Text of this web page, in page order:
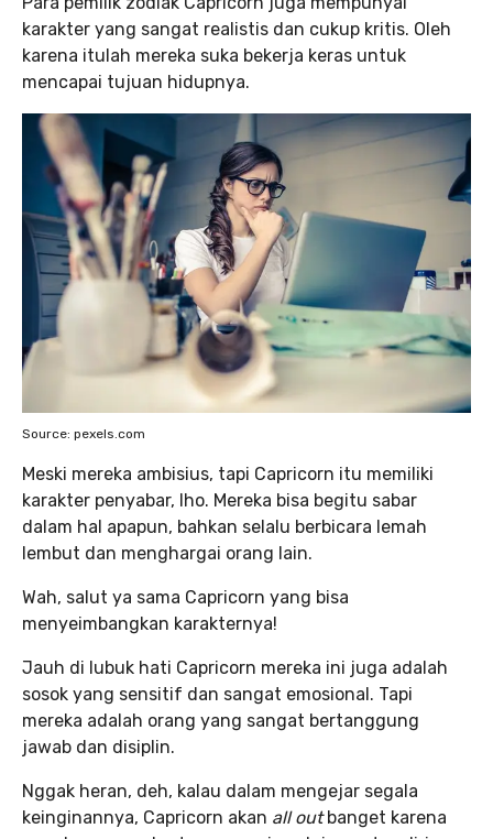
karakter yang sangat realistis dan cukup kritis. Oleh
karena itulah mereka suka bekerja keras untuk
mencapai tujuan hidupnya.
Source: pexels.com
Meski mereka ambisius, tapi Capricorn itu memiliki
karakter penyabar, lho. Mereka bisa begitu sabar
dalam hal apapun, bahkan selalu berbicara lemah
lembut dan menghargai orang lain.
Wah, salut ya sama Capricorn yang bisa
menyeimbangkan karakternya!
Jauh di lubuk hati Capricorn mereka ini juga adalah
sosok yang sensitif dan sangat emosional. Tapi
mereka adalah orang yang sangat bertanggung
jawab dan disiplin.
Nggak heran, deh, kalau dalam mengejar segala
keinginannya, Capricorn akan all outbanget karena